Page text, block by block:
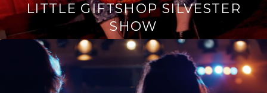
LITTLE GIFTSHOP SILVESTER
SHOW